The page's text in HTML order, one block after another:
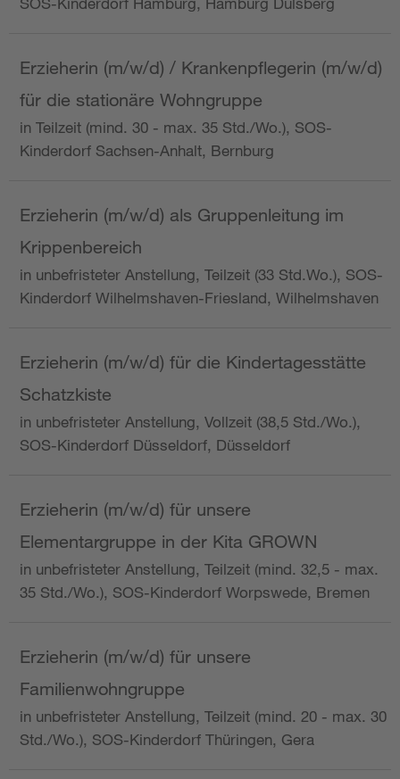
Erzieherin (m/w/d) / Krankenpflegerin (m/w/d)
für die stationäre Wohngruppe
in Teilzeit (mind. 30 - max. 35 Std./Wo.), SOS-
Kinderdorf Sachsen-Anhalt, Bernburg
Erzieherin (m/w/d) als Gruppenleitung im
Krippenbereich
in unbefristeter Anstellung, Teilzeit (33 Std.Wo.), SOS-
Kinderdorf Wilhelmshaven-Friesland, Wilhelmshaven
Erzieherin (m/w/d) für die Kindertagesstätte
Schatzkiste
in unbefristeter Anstellung, Vollzeit (38,5 Std./Wo.),
SOS-Kinderdorf Düsseldorf, Düsseldorf
Erzieherin (m/w/d) für unsere
Elementargruppe in der Kita GROWN
in unbefristeter Anstellung, Teilzeit (mind. 32,5 - max.
35 Std./Wo.), SOS-Kinderdorf Worpswede, Bremen
Erzieherin (m/w/d) für unsere
Familienwohngruppe
in unbefristeter Anstellung, Teilzeit (mind. 20 - max. 30
Std./Wo.), SOS-Kinderdorf Thüringen, Gera